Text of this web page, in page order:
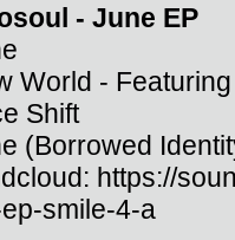
- June EP
World -
Shift
(Borrowed
https://
smile-4-a